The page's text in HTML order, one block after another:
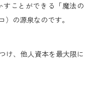
ことができる「魔法の
の源泉なのです。
け、他人資本を最大限に